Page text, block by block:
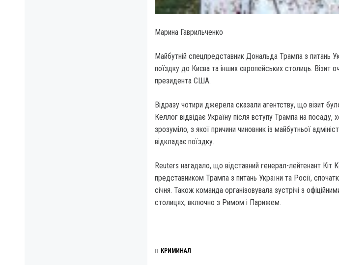
Марина Гаврильченко
Майбутній спецпредставник Дональда Трампа з питань
поїздку до Києва та інших європейських столиць. Візит
президента США.
Відразу чотири джерела сказали агентству, що візит
Келлог відвідає Україну після вступу Трампа на посаду,
зрозуміло, з якої причини чиновник із майбутньої
відкладає поїздку.
Reuters нагадало, що відставний генерал-лейтенант Кіт
представником Трампа з питань України та Росії,
січня. Також команда організовувала зустрічі з
столицях, включно з Римом і Парижем.
КРИМИНАЛ